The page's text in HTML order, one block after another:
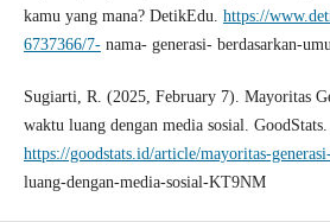
kamu yang mana? DetikEdu. https://
6737366/7-nama- generasi- berdasarkan-
Sugiarti, R. (2025, February 7). Mayoritas
waktu luang dengan media sosial. GoodStats.
https://goodstats.id/article/mayoritas-
luang-dengan-media-sosial-KT9NM